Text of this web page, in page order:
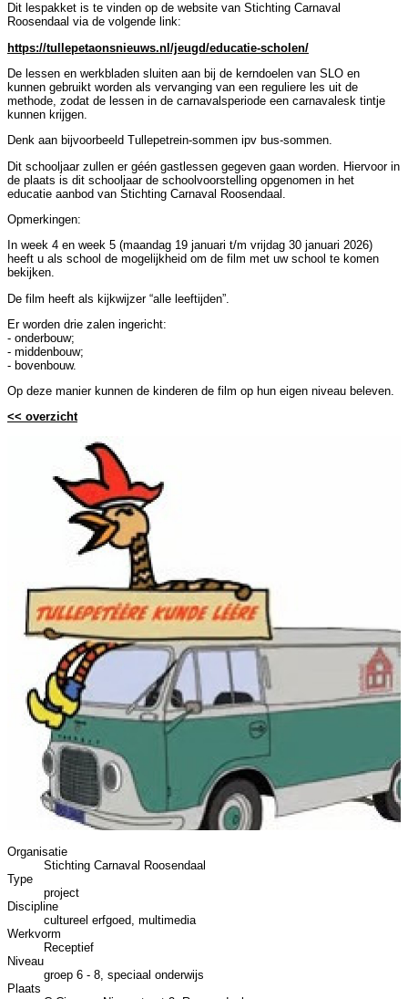
Dit lespakket is te vinden op de website van Stichting Carnaval
Roosendaal via de volgende link:
https://tullepetaonsnieuws.nl/jeugd/educatie-scholen/
De lessen en werkbladen sluiten aan bij de kerndoelen van SLO en
kunnen gebruikt worden als vervanging van een reguliere les uit de
methode, zodat de lessen in de carnavalsperiode een carnavalesk tintje
kunnen krijgen.
Denk aan bijvoorbeeld Tullepetrein-sommen ipv bus-sommen.
Dit schooljaar zullen er géén gastlessen gegeven gaan worden. Hiervoor in
de plaats is dit schooljaar de schoolvoorstelling opgenomen in het
educatie aanbod van Stichting Carnaval Roosendaal.
Opmerkingen:
In week 4 en week 5 (maandag 19 januari t/m vrijdag 30 januari 2026)
heeft u als school de mogelijkheid om de film met uw school te komen
bekijken.
De film heeft als kijkwijzer “alle leeftijden”.
Er worden drie zalen ingericht:
- onderbouw;
- middenbouw;
- bovenbouw.
Op deze manier kunnen de kinderen de film op hun eigen niveau beleven.
<< overzicht
Organisatie
Stichting Carnaval Roosendaal
Type
project
Discipline
cultureel erfgoed, multimedia
Werkvorm
Receptief
Niveau
groep 6 - 8, speciaal onderwijs
Plaats